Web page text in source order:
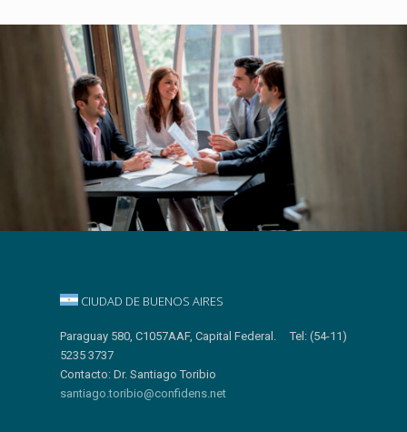
CIUDAD DE BUENOS AIRES
Paraguay 580, C1057AAF, Capital Federal. Tel: (54-11)
5235 3737
Contacto: Dr. Santiago Toribio
santiago.toribio@confidens.net